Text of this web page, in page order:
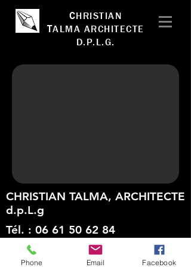
CHRISTIAN
TALMA ARCHITECTE
D.P.L.G.
CHRISTIAN TALMA, ARCHITECTE
d.p.L.g
Tél. : 06 61 50 62 84
E-mail:
act.architectes@gmail.com
Phone Email Facebook